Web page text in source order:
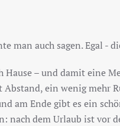
man auch sagen. Egal
– und damit eine
Abstand, ein wenig
am Ende gibt es ein
dem Urlaub ist vor